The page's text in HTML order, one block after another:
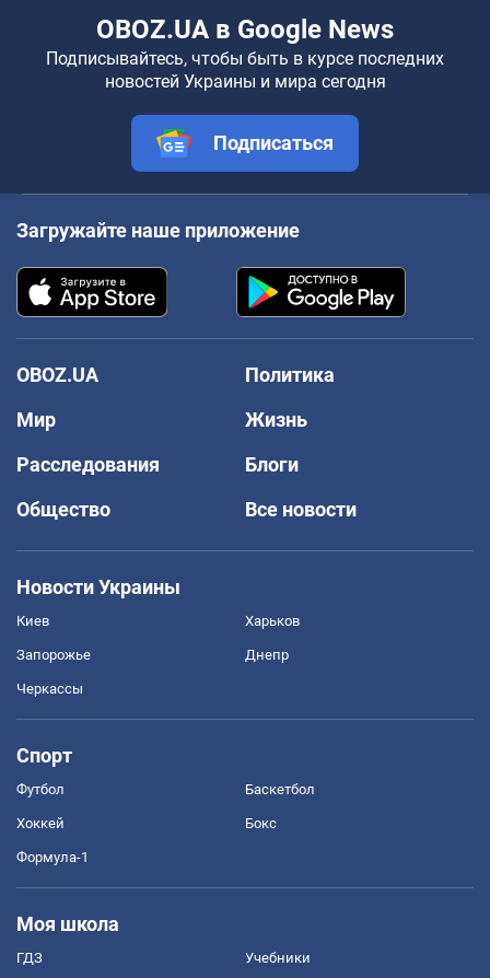
OBOZ.UA в Google News
Подписывайтесь, чтобы быть в курсе последних
новостей Украины и мира сегодня
Подписаться
Загружайте наше приложение
OBOZ.UA
Политика
Мир
Жизнь
Расследования
Блоги
Общество
Все новости
Новости Украины
Киев Харьков
Запорожье Днепр
Черкассы
Спорт
Футбол Баскетбол
Хоккей Бокс
Формула-1
Моя школа
ГДЗ Учебники